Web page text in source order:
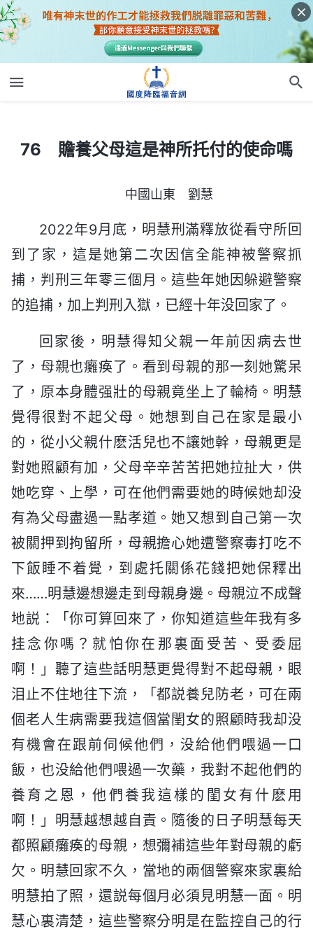
76 贍養父母這是神所托付的使命嗎
76 贍養父母這是神所托付的使命嗎
中國山東 劉慧
2022年9月底，明慧刑滿釋放從看守所回
到了家，這是她第二次因信全能神被警察抓
捕，判刑三年零三個月。這些年她因躲避警察
的追捕，加上判刑入獄，已經十年没回家了。
回家後，明慧得知父親一年前因病去世
了，母親也癱痪了。看到母親的那一刻她驚呆
了，原本身體强壯的母親竟坐上了輪椅。明慧
覺得很對不起父母。她想到自己在家是最小
的，從小父親什麽活兒也不讓她幹，母親更是
對她照顧有加，父母辛辛苦苦把她拉扯大，供
她吃穿、上學，可在他們需要她的時候她却没
有為父母盡過一點孝道。她又想到自己第一次
被關押到拘留所，母親擔心她遭警察毒打吃不
下飯睡不着覺，到處托關係花錢把她保釋出
來……明慧邊想邊走到母親身邊。母親泣不成聲
地説：「你可算回來了，你知道這些年我有多
挂念你嗎？就怕你在那裏面受苦、受委屈
啊！」聽了這些話明慧更覺得對不起母親，眼
泪止不住地往下流，「都説養兒防老，可在兩
個老人生病需要我這個當閨女的照顧時我却没
有機會在跟前伺候他們，没給他們喂過一口
飯，也没給他們喂過一次藥，我對不起他們的
養育之恩，他們養我這樣的閨女有什麽用
啊！」明慧越想越自責。隨後的日子明慧每天
都照顧癱痪的母親，想彌補這些年對母親的虧
欠。明慧回家不久，當地的兩個警察來家裏給
明慧拍了照，還説每個月必須見明慧一面。明
慧心裏清楚，這些警察分明是在監控自己的行